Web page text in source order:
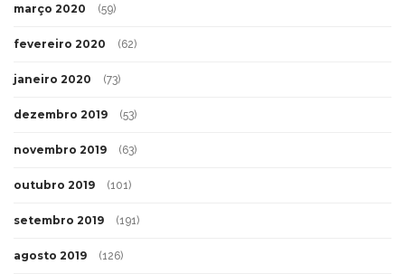
março 2020 (59)
fevereiro 2020 (62)
janeiro 2020 (73)
dezembro 2019 (53)
novembro 2019 (63)
outubro 2019 (101)
setembro 2019 (191)
agosto 2019 (126)